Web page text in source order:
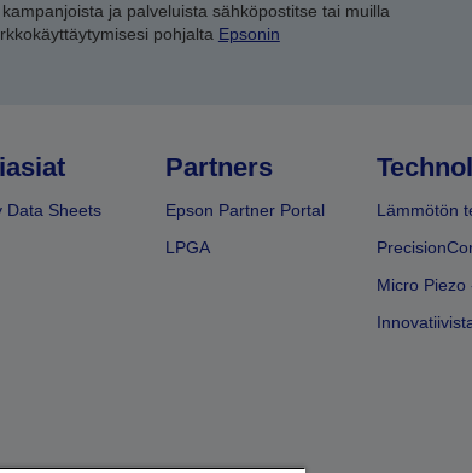
ja palveluista sähköpostitse tai muilla
pohjalta Epsonin
Data Sheets
Partners
Epson Partner Portal
LPGA
Lämmötön
Micro Piezo